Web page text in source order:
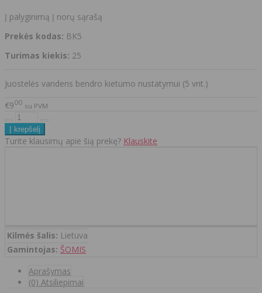
Į palyginimą Į norų sąrašą
Prekės kodas: BK5
Turimas kiekis: 25
Juostelės vandens bendro kietumo nustatymui (5 vnt.)
€900 su PVM
Turite klausimų apie šią prekę? Klauskite
Kilmės šalis: Lietuva
Gamintojas: ŠOMIS
Aprašymas
(0) Atsiliepimai